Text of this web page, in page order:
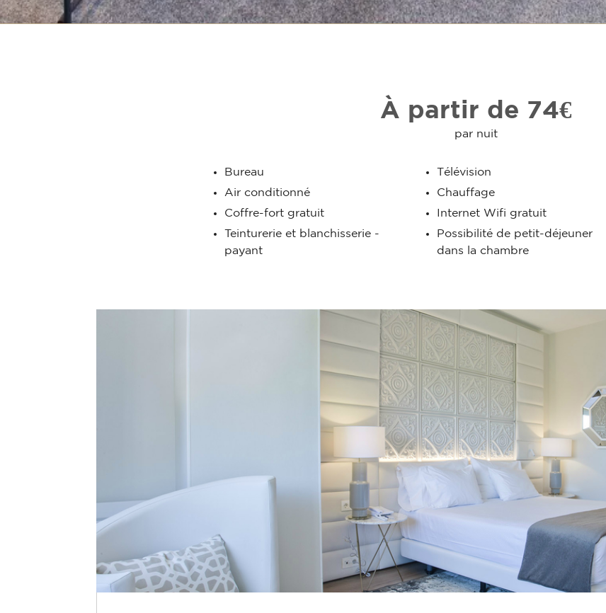
À partir de 74€
par nuit
Bureau Télévision
Air conditionné
Chauffage
Coffre-fort gratuit
Internet Wifi gratuit
Teinturerie et blanchisserie -
payant
Possibilité de petit-déjeuner
dans la chambre